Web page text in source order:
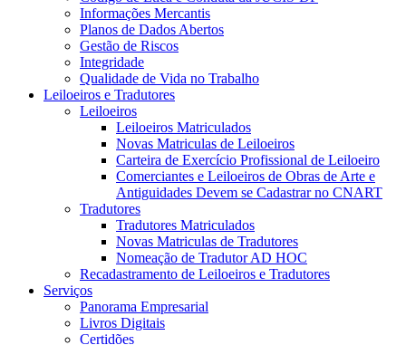
Informações Mercantis
Planos de Dados Abertos
Gestão de Riscos
Integridade
Qualidade de Vida no Trabalho
Leiloeiros e Tradutores
Leiloeiros
Leiloeiros Matriculados
Novas Matriculas de Leiloeiros
Carteira de Exercício Profissional de Leiloeiro
Comerciantes e Leiloeiros de Obras de Arte e
Antiguidades Devem se Cadastrar no CNART
Tradutores
Tradutores Matriculados
Novas Matriculas de Tradutores
Nomeação de Tradutor AD HOC
Recadastramento de Leiloeiros e Tradutores
Serviços
Panorama Empresarial
Livros Digitais
Certidões